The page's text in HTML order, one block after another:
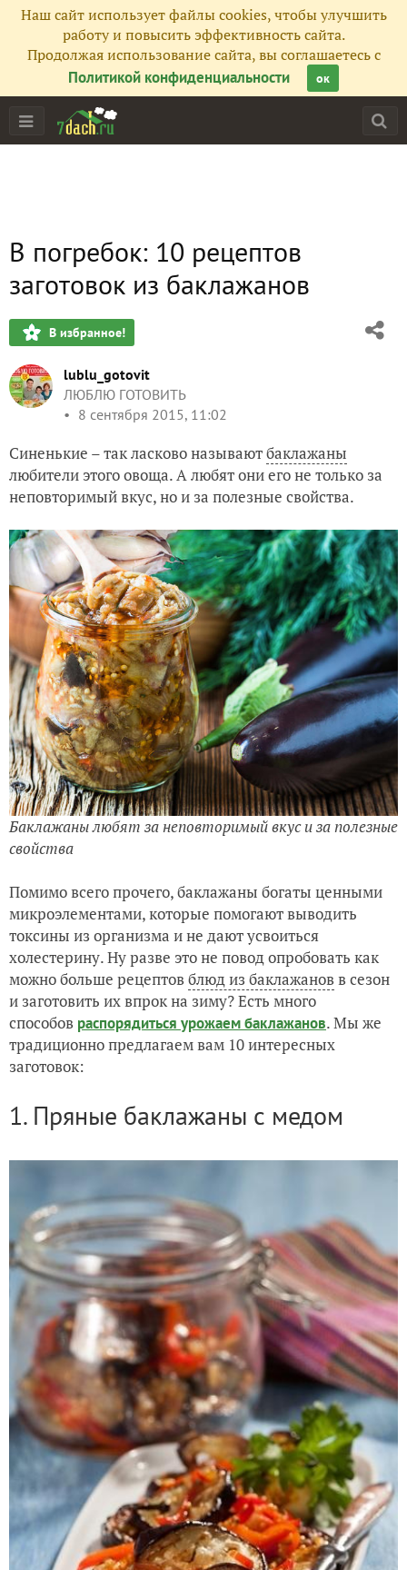
Наш сайт использует файлы cookies, чтобы улучшить
работу и повысить эффективность сайта.
Продолжая использование сайта, вы соглашаетесь с
Политикой конфиденциальности
ок
В погребок: 10 рецептов
заготовок из баклажанов
В избранное!
lublu_gotovit
ЛЮБЛЮ ГОТОВИТЬ
8 сентября 2015, 11:02
Синенькие – так ласково называютбаклажаны
любители этого овоща. А любят они его не только за
неповторимый вкус, но и за полезные свойства.
Баклажаны любят за неповторимый вкус и за полезные
свойства
Помимо всего прочего, баклажаны богаты ценными
микроэлементами, которые помогают выводить
токсины из организма и не дают усвоиться
холестерину. Ну разве это не повод опробовать как
можно больше рецептовблюд из баклажановв сезон
и заготовить их впрок на зиму? Есть много
способов распорядиться урожаем баклажанов. Мы же
традиционно предлагаем вам 10 интересных
заготовок:
1. Пряные баклажаны с медом